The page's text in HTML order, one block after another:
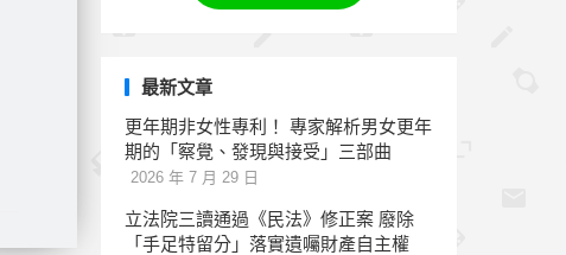
最新文章
更年期非女性專利！ 專家解析男女更年
期的「察覺、發現與接受」三部曲
2026 年 7 月 29 日
立法院三讀通過《民法》修正案 廢除
「手足特留分」落實遺囑財產自主權